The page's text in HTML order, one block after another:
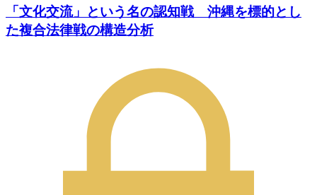
「文化交流」という名の認知戦 沖縄を標的とし
た複合法律戦の構造分析